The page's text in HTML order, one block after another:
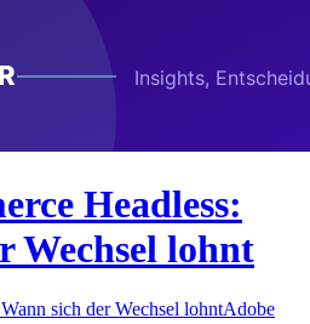
Headless:
Wechsel lohnt
sich der Wechsel lohntAdobe